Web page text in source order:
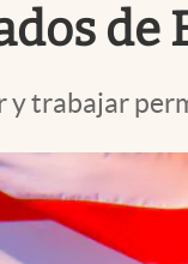
de
trabajar